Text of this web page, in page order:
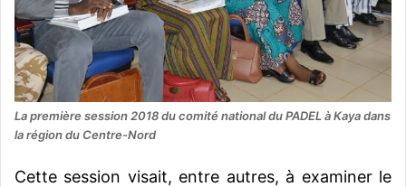
La première session 2018 du comité national du PADEL à Kaya dans
la région du Centre-Nord
Cette session visait, entre autres, à examiner le